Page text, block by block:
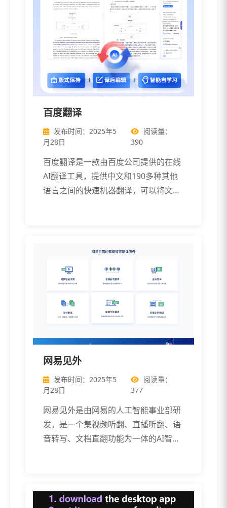
百度翻译
发布时间：2025年5
月28日
阅读量：
390
百度翻译是一款由百度公司提供的在线
AI翻译工具，提供中文和190多种其他
语言之间的快速机器翻译，可以将文字
网易见外
发布时间：2025年5
月28日
阅读量：
377
网易见外是由网易的人工智能事业部研
发，是一个集视频听翻、直播听翻、语
音转写、文档直翻功能为一体的AI智能